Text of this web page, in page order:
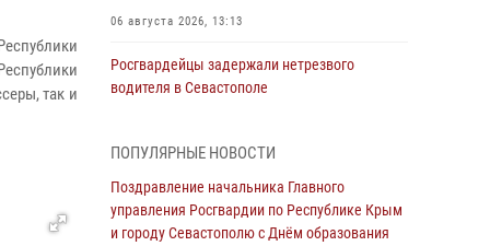
так и
06 августа 2026, 13:13
Росгвардейцы задержали нетрезвого
водителя в Севастополе
Росгвардейцы в Севастополе дважды
задержали крымчанина при попытке кражи
04 августа 2026, 12:52
ПОПУЛЯРНЫЕ НОВОСТИ
Поздравление начальника Главного
управления Росгвардии по Республике Крым
и городу Севастополю с Днём образования